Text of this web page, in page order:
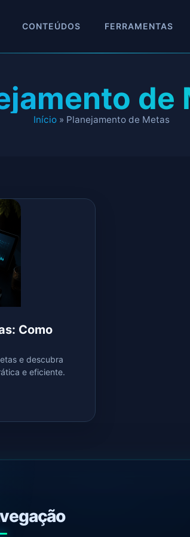
CONTEÚDOS FERRAMENTAS
de
Início » Planejamento de Metas
Como
e descubra
e eficiente.